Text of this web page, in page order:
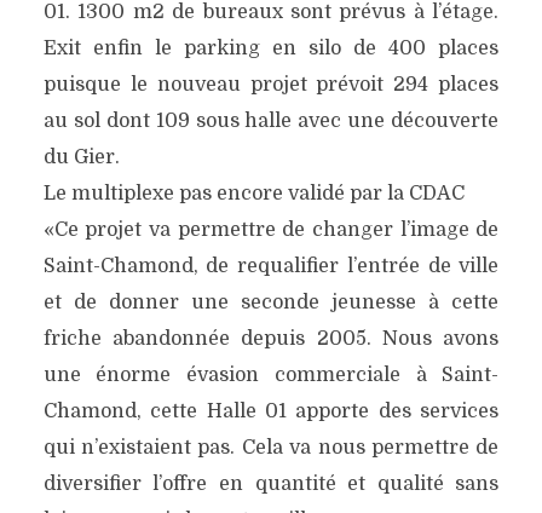
01. 1300 m2 de bureaux sont prévus à l’étage.
Exit enfin le parking en silo de 400 places
puisque le nouveau projet prévoit 294 places
au sol dont 109 sous halle avec une découverte
du Gier.
Le multiplexe pas encore validé par la CDAC
«Ce projet va permettre de changer l’image de
Saint-Chamond, de requalifier l’entrée de ville
et de donner une seconde jeunesse à cette
friche abandonnée depuis 2005. Nous avons
une énorme évasion commerciale à Saint-
Chamond, cette Halle 01 apporte des services
qui n’existaient pas. Cela va nous permettre de
diversifier l’offre en quantité et qualité sans